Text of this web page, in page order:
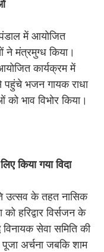
में आयोजित
ने मंत्रमुग्ध किया।
कार्यक्रम में
भजन गायक राधा
भाव विभोर किया।
लिएकियागयाविदा
उत्सव के तहत नासिक
हरिद्वार विर्सजन के
सेवा समिति की
अर्चना जबकि शाम